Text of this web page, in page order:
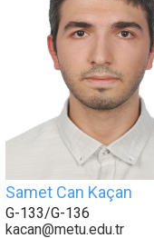
Samet Can Kaçan
G-133/G-136
kacan@metu.edu.tr